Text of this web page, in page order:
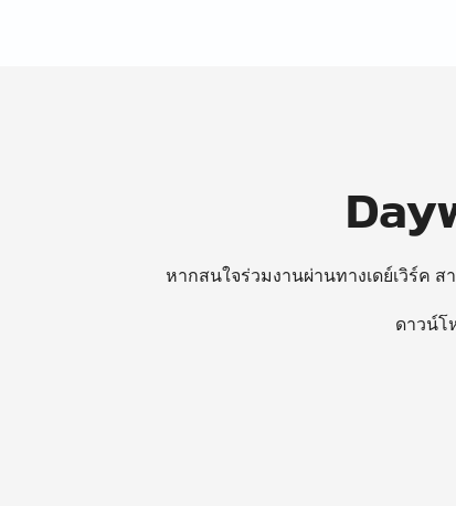
หากสนใจร่วมงานผ่านทางเดย์เวิร์ค
ดาวน์โ